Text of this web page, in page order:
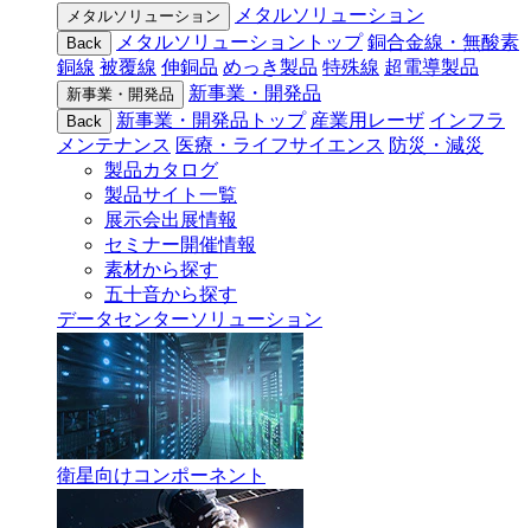
メタルソリューション メタルソリューション
Back メタルソリューショントップ 銅合金線・無酸素
銅線 被覆線 伸銅品 めっき製品 特殊線 超電導製品
新事業・開発品 新事業・開発品
Back 新事業・開発品トップ 産業用レーザ インフラ
メンテナンス 医療・ライフサイエンス 防災・減災
製品カタログ
製品サイト一覧
展示会出展情報
セミナー開催情報
素材から探す
五十音から探す
データセンターソリューション
衛星向けコンポーネント